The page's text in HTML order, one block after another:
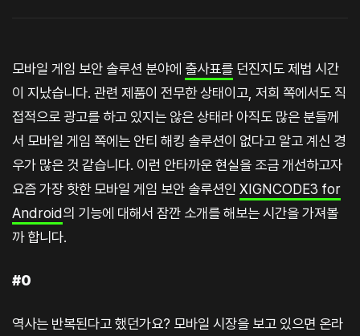
모바일 게임 보안 솔루션 분야에 출사표를 던진지도 제법 시간
이 지났습니다. 관련 제품이 전무한 상태이고, 저희 쪽에서도 직
접적으로 광고를 하고 있지는 않은 상태라 아직도 많은 분들께
서 모바일 게임 쪽에는 안티 해킹 솔루션이 없다고 알고 계신 경
우가 많은 것 같습니다. 이런 안타까운 현실을 조금 개선하고자
요즘 가장 핫한 모바일 게임 보안 솔루션인 XIGNCODE3 for
Android의 기능에 대해서 잠깐 소개를 해보는 시간을 가져볼
까 합니다.
#0
역사는 반복된다고 했던가요? 모바일 시장을 보고 있으면 온라